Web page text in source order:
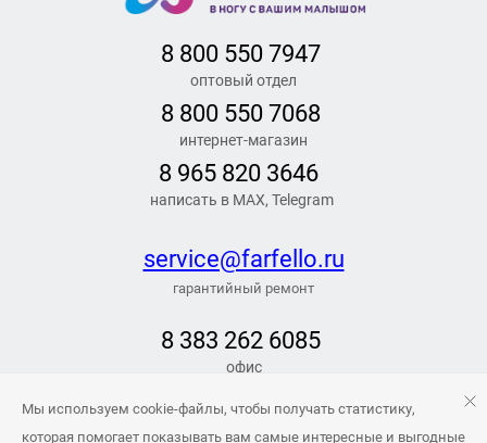
8 800 550 7947
оптовый отдел
8 800 550 7068
интернет-магазин
8 965 820 3646
написать в MAX, Telegram
service@farfello.ru
гарантийный ремонт
8 383 262 6085
офис
РЕЖИМ РАБОТЫ
Мы используем cookie-файлы, чтобы получать статистику,
которая помогает показывать вам самые интересные и выгодные